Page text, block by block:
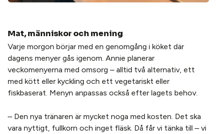
Mat, människor och mening
Varje morgon börjar med en genomgång i köket där
dagens menyer gås igenom. Annie planerar
veckomenyerna med omsorg – alltid två alternativ, ett
med kött eller kyckling och ett vegetariskt eller
fiskbaserat. Menyn anpassas också efter lagets behov.
– Den nya tränaren är mycket noga med kosten. Det ska
vara nyttigt, fullkorn och inget fläsk. Då får vi tänka till – vi